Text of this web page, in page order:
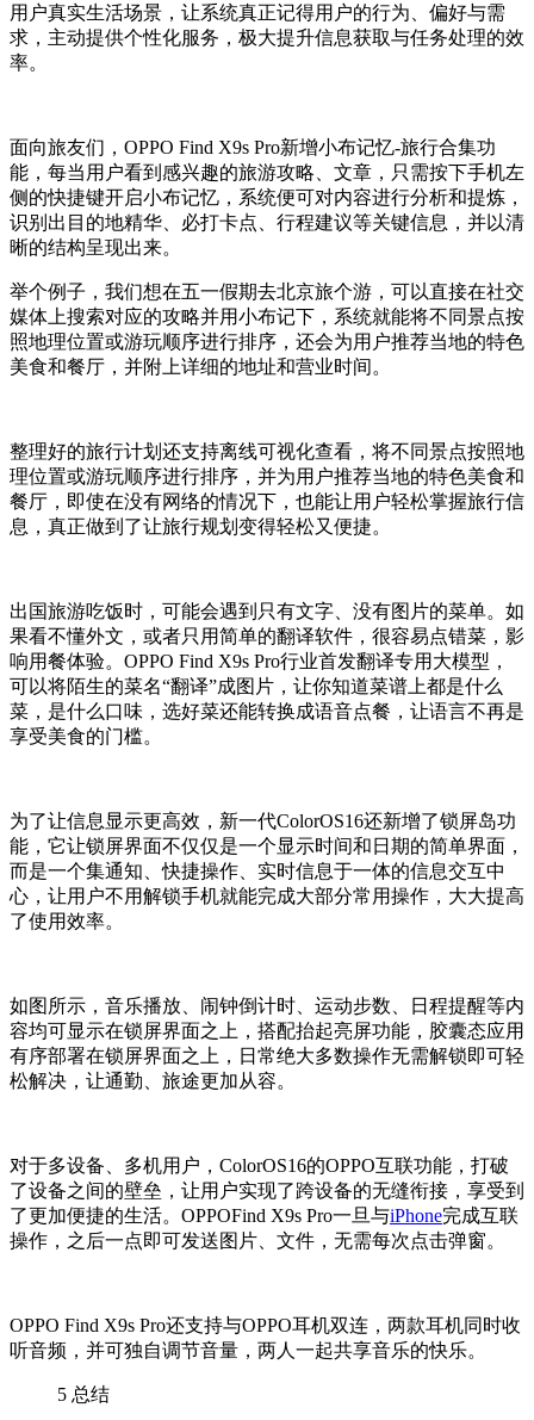
用户真实生活场景，让系统真正记得用户的行为、偏好与需
求，主动提供个性化服务，极大提升信息获取与任务处理的效
率。
面向旅友们，OPPO Find X9s Pro新增小布记忆-旅行合集功
能，每当用户看到感兴趣的旅游攻略、文章，只需按下手机左
侧的快捷键开启小布记忆，系统便可对内容进行分析和提炼，
识别出目的地精华、必打卡点、行程建议等关键信息，并以清
晰的结构呈现出来。
举个例子，我们想在五一假期去北京旅个游，可以直接在社交
媒体上搜索对应的攻略并用小布记下，系统就能将不同景点按
照地理位置或游玩顺序进行排序，还会为用户推荐当地的特色
美食和餐厅，并附上详细的地址和营业时间。
整理好的旅行计划还支持离线可视化查看，将不同景点按照地
理位置或游玩顺序进行排序，并为用户推荐当地的特色美食和
餐厅，即使在没有网络的情况下，也能让用户轻松掌握旅行信
息，真正做到了让旅行规划变得轻松又便捷。
出国旅游吃饭时，可能会遇到只有文字、没有图片的菜单。如
果看不懂外文，或者只用简单的翻译软件，很容易点错菜，影
响用餐体验。OPPO Find X9s Pro行业首发翻译专用大模型，
可以将陌生的菜名“翻译”成图片，让你知道菜谱上都是什么
菜，是什么口味，选好菜还能转换成语音点餐，让语言不再是
享受美食的门槛。
为了让信息显示更高效，新一代ColorOS16还新增了锁屏岛功
能，它让锁屏界面不仅仅是一个显示时间和日期的简单界面，
而是一个集通知、快捷操作、实时信息于一体的信息交互中
心，让用户不用解锁手机就能完成大部分常用操作，大大提高
了使用效率。
如图所示，音乐播放、闹钟倒计时、运动步数、日程提醒等内
容均可显示在锁屏界面之上，搭配抬起亮屏功能，胶囊态应用
有序部署在锁屏界面之上，日常绝大多数操作无需解锁即可轻
松解决，让通勤、旅途更加从容。
对于多设备、多机用户，ColorOS16的OPPO互联功能，打破
了设备之间的壁垒，让用户实现了跨设备的无缝衔接，享受到
了更加便捷的生活。OPPOFind X9s Pro一旦与iPhone完成互联
操作，之后一点即可发送图片、文件，无需每次点击弹窗。
OPPO Find X9s Pro还支持与OPPO耳机双连，两款耳机同时收
听音频，并可独自调节音量，两人一起共享音乐的快乐。
5 总结